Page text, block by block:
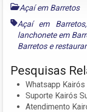
Açaí em Barretos
Açaí em Barretos,
lanchonete em
Barretose
Pesquisas
Whatsapp Kairós
Suporte Kairós
Atendimento